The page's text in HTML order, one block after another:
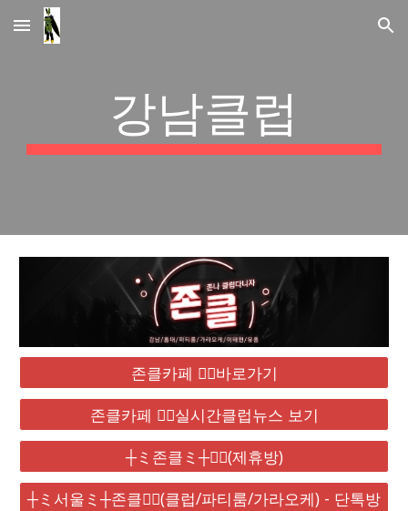
Skip to main content Skip to navigation
강남클럽
존클카페 ❤️‍🔥바로가기
존클카페 ❤️‍🔥실시간클럽뉴스 보기
┼ミ존클ミ┼❤️‍🔥(제휴방)
┼ミ서울ミ┼존클❤️‍🔥(클럽/파티룸/가라오케) - 단톡방